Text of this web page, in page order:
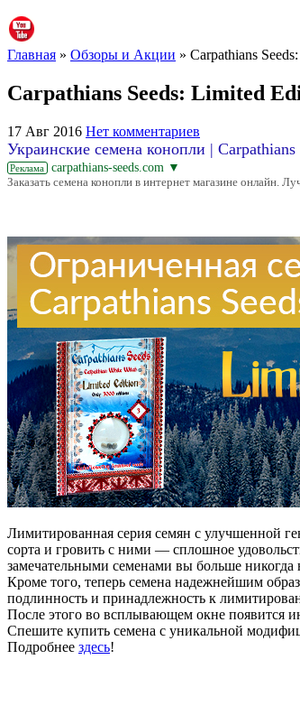
Главная » Обзоры и Акции » Carpathians
Carpathians Seeds: Limited
17 Авг 2016 Нет комментариев
Украинские семена конопли | Carpathians
Реклама carpathians-seeds.com ▼
Заказать семена конопли в интернет магазине онлайн.
Лимитированная серия семян с улучшенной
сорта и гровить с ними — сплошное
замечательными семенами вы больше никогда
Кроме того, теперь семена надежнейшим
подлинность и принадлежность к
После этого во всплывающем окне появится
Спешите купить семена с уникальной
Подробнее здесь!